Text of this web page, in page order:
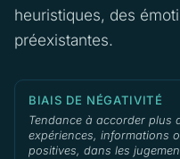
heuristiques, des
préexistantes.
BIAIS DE NÉGATIVITÉ
Tendance à accorder plus
expériences, informations
positives, dans les